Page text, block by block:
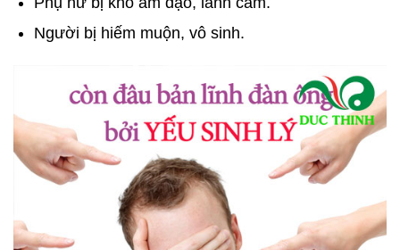
Người bị hiếm muộn, vô sinh.